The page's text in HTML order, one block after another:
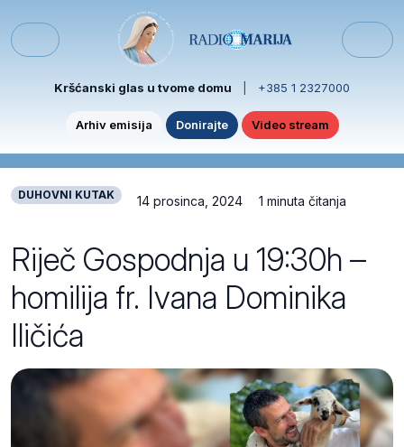
Menu
Kršćanski glas u tvome domu +385 1 2327000
Arhiv emisija Donirajte Video stream
DUHOVNI KUTAK 14 prosinca, 2024 1 minuta čitanja
Riječ Gospodnja u 19:30h –
homilija fr. Ivana Dominika
Iličića